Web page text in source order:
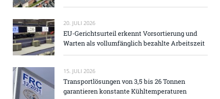
20. JULI 2026
EU-Gerichtsurteil erkennt Vorsortierung und
Warten als vollumfänglich bezahlte Arbeitszeit
15. JULI 2026
Transportlösungen von 3,5 bis 26 Tonnen
garantieren konstante Kühltemperaturen